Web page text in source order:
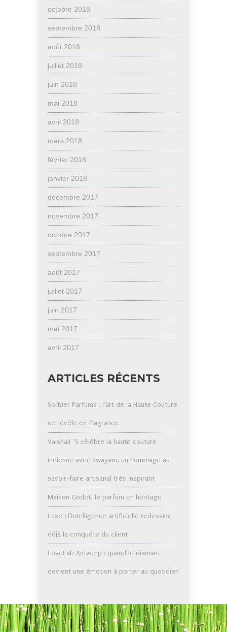
octobre 2018
septembre 2018
août 2018
juillet 2018
juin 2018
mai 2018
avril 2018
mars 2018
février 2018
janvier 2018
décembre 2017
novembre 2017
octobre 2017
septembre 2017
août 2017
juillet 2017
juin 2017
mai 2017
avril 2017
ARTICLES RÉCENTS
Sorbier Parfums : l’art de la Haute Couture
se révèle en fragrance
Vaishali ´S célèbre la haute couture
indienne avec Swayam, un hommage au
savoir-faire artisanal très inspirant
Maison Godet, le parfum en héritage
Luxe : l’intelligence artificielle redessine
déjà la conquête du client
LoveLab Antwerp : quand le diamant
devient une émotion à porter au quotidien